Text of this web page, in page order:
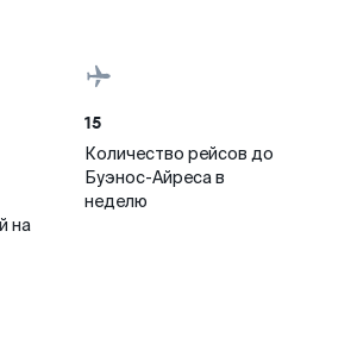
на
15
Количество рейсов до
Буэнос-Айреса в
неделю